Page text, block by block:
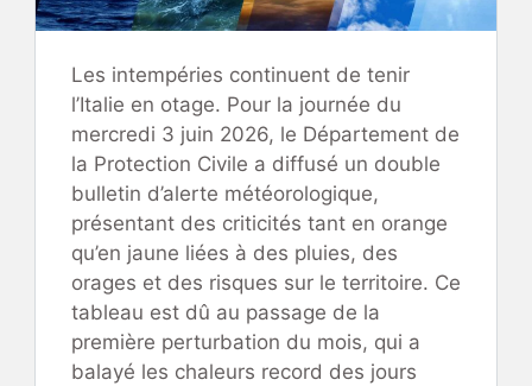
Les intempéries continuent de tenir
l’Italie en otage. Pour la journée du
mercredi 3 juin 2026, le Département de
la Protection Civile a diffusé un double
bulletin d’alerte météorologique,
présentant des criticités tant en orange
qu’en jaune liées à des pluies, des
orages et des risques sur le territoire. Ce
tableau est dû au passage de la
première perturbation du mois, qui a
balayé les chaleurs record des jours